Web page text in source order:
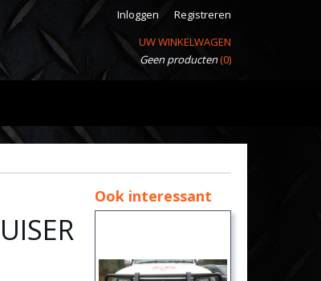
Inloggen
Registreren
UW WINKELWAGEN
Geen producten(0)
Ook interessant